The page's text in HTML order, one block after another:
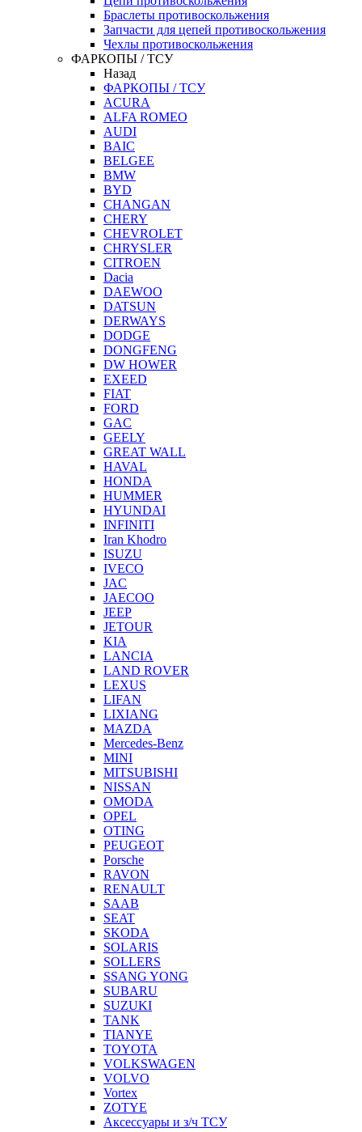
Браслеты противоскольжения
Запчасти для цепей противоскольжения
Чехлы противоскольжения
ФАРКОПЫ / ТСУ
Назад
ФАРКОПЫ / ТСУ
ACURA
ALFA ROMEO
AUDI
BAIC
BELGEE
BMW
BYD
CHANGAN
CHERY
CHEVROLET
CHRYSLER
CITROEN
Dacia
DAEWOO
DATSUN
DERWAYS
DODGE
DONGFENG
DW HOWER
EXEED
FIAT
FORD
GAC
GEELY
GREAT WALL
HAVAL
HONDA
HUMMER
HYUNDAI
INFINITI
Iran Khodro
ISUZU
IVECO
JAC
JAECOO
JEEP
JETOUR
KIA
LANCIA
LAND ROVER
LEXUS
LIFAN
LIXIANG
MAZDA
Mercedes-Benz
MINI
MITSUBISHI
NISSAN
OMODA
OPEL
OTING
PEUGEOT
Porsche
RAVON
RENAULT
SAAB
SEAT
SKODA
SOLARIS
SOLLERS
SSANG YONG
SUBARU
SUZUKI
TANK
TIANYE
TOYOTA
VOLKSWAGEN
VOLVO
Vortex
ZOTYE
Аксессуары и з/ч ТСУ